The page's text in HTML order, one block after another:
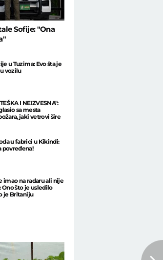
Sofije: "Ona
u Tuzima: Evo šta je
vozilu
I NEIZVESNA":
sa mesta
jaki vetrovi šire
u fabrici u Kikindi:
povređena!
imao na radaru ali nije
Ono što je usledilo
je Britaniju